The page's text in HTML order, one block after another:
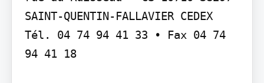
SAINT-QUENTIN-FALLAVIER CEDEX
Tél. 04 74 94 41 33 • Fax 04 74
94 41 18